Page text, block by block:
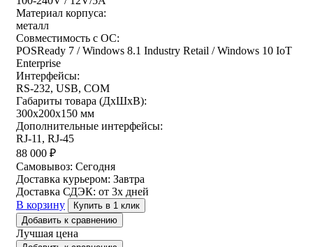
Материал корпуса:
металл
Совместимость с ОС:
POSReady 7 / Windows 8.1 Industry Retail / Windows 10 IoT
Enterprise
Интерфейсы:
RS-232, USB, COM
Габариты товара (ДxШxВ):
300х200х150 мм
Дополнительные интерфейсы:
RJ-11, RJ-45
88 000 ₽
Самовывоз: Сегодня
Доставка курьером: Завтра
Доставка СДЭК: от 3х дней
В корзину
Купить в 1 клик
Добавить к сравнению
Лучшая цена